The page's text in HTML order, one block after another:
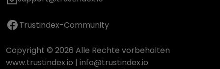
Trustindex-Community
Copyright © 2026 Alle Rechte vorbehalten
www.trustindex.io | info@trustindex.io